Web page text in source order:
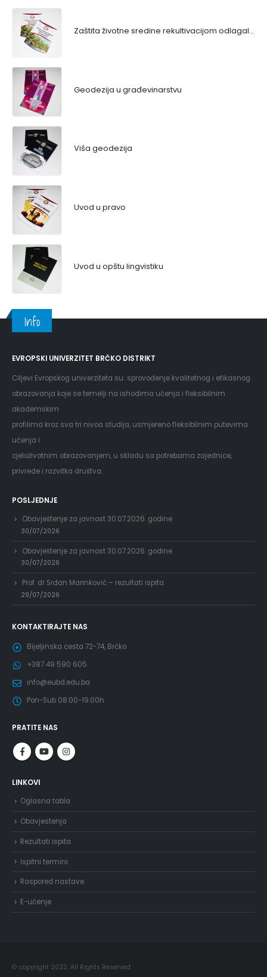
Zaštita životne sredine rekultivacijom odlagališta
Geodezija u građevinarstvu
Viša geodezija
Uvod u pravo
Uvod u opštu lingvistiku
Info
EVROPSKI UNIVERZITET BRČKO DISTRIKT
Ciljevi Evropskog univerziteta su: sprovođenje kvalitetnog i efikasnog
obrazovanja koje se temelji na ishodima učenja i fleksibilnim
akademskim
profilima kroz sva tri nivoa studija, usmjereno fleksibilnim putevima
učenja i
cjeloživotnim obrazovanjem, u skladu sa potrebama zajednice,
privrede i razvitka društva.
POSLJEDNJE
Obavještenje za javnost 30.07.2026. godine
30/07/2026
Obavještenje za javnost 30.07.2026. godine
30/07/2026
Prof. dr Srđan Marinković – rezultati ispita
29/07/2026
KONTAKTIRAJTE NAS
Bijeljinska cesta 72-74, Brčko
+387 49 590 605
info@eubd.edu.ba
Pon-Sub 08.00-19.00h
PRATITE NAS
LINKOVI
Oglasna tabla
Obavjestenja
Rezultati ispita
Ispitni termini
Raspored nastave
E-učenje
© copyright 2022. All Rights Reserved.